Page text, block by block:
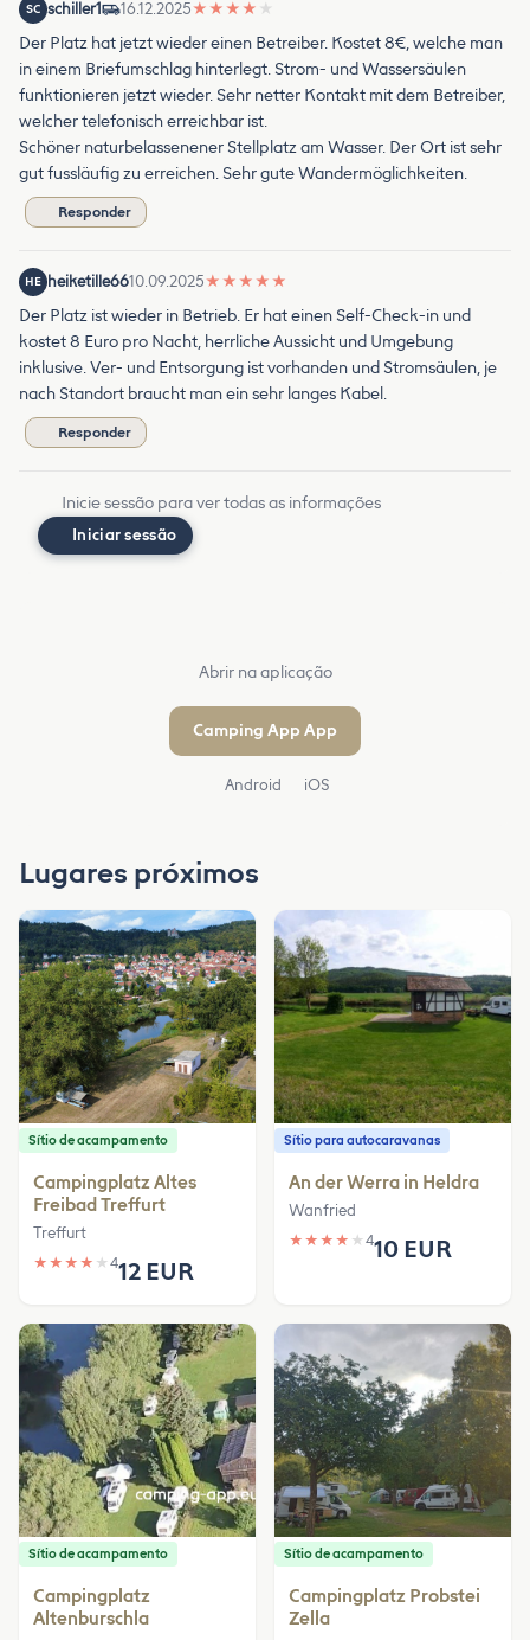
SC schiller1 16.12.2025★ ★ ★ ★ ★
Der Platz hat jetzt wieder einen Betreiber. Kostet 8€, welche man
in einem Briefumschlag hinterlegt. Strom- und Wassersäulen
funktionieren jetzt wieder. Sehr netter Kontakt mit dem Betreiber,
welcher telefonisch erreichbar ist.
Schöner naturbelassenener Stellplatz am Wasser. Der Ort ist sehr
gut fussläufig zu erreichen. Sehr gute Wandermöglichkeiten.
Responder
HE heiketille6610.09.2025★ ★ ★ ★ ★
Der Platz ist wieder in Betrieb. Er hat einen Self-Check-in und
kostet 8 Euro pro Nacht, herrliche Aussicht und Umgebung
inklusive. Ver- und Entsorgung ist vorhanden und Stromsäulen, je
nach Standort braucht man ein sehr langes Kabel.
Responder
Inicie sessão para ver todas as informações
Iniciar sessão
Abrir na aplicação
Camping App App
Android iOS
Lugares próximos
Sítio de acampamento
Campingplatz Altes
Freibad Treffurt
Treffurt
★ ★ ★ ★ ★ 412 EUR
Sítio para autocaravanas
An der Werra in Heldra
Wanfried
★ ★ ★ ★ ★ 410 EUR
Sítio de acampamento
Campingplatz
Altenburschla
Sítio de acampamento
Campingplatz Probstei
Zella